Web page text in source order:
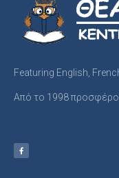
Featuring English,
Από το 1998